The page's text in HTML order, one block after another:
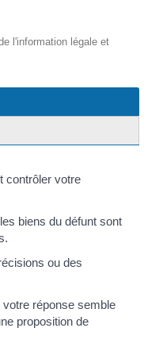
l'information légale et
contrôler votre
biens du défunt sont
ou des
réponse semble
proposition de